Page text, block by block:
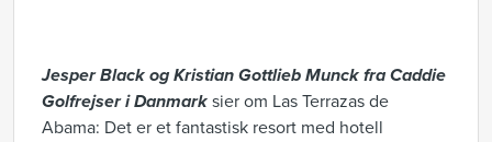
Jesper Black og Kristian Gottlieb Munck fra Caddie
Golfrejser i Danmark sier om Las Terrazas de
Abama: Det er et fantastisk resort med hotell